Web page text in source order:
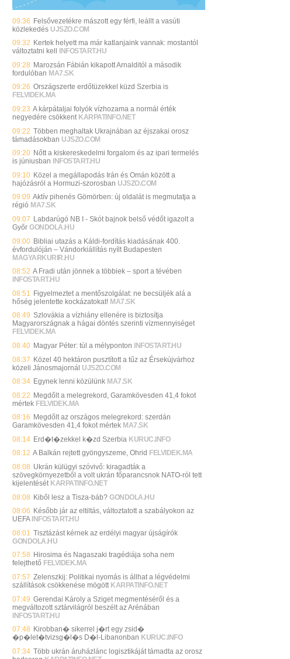
09:36 Felsővezetékre mászott egy férfi, leállt a vasúti
közlekedés UJSZO.COM
09:32 Kertek helyett ma már katlanjaink vannak: mostantól
változtatni kell
INFOSTART.HU
09:28 Marozsán Fábián kikapott Arnalditól a második
fordulóban MA7.SK
09:26 Országszerte erdőtüzekkel küzd Szerbia is
FELVIDEK.MA
09:23 A kárpátaljai folyók vízhozama a normál érték
negyedére csökkent KARPATINFO.NET
09:22 Többen meghaltak Ukrajnában az éjszakai orosz
támadásokban UJSZO.COM
09:20 Nőtt a kiskereskedelmi forgalom és az ipari termelés
is júniusban
INFOSTART.HU
09:10 Közel a megállapodás Irán és Omán között a
hajózásról a Hormuzi-szorosban UJSZO.COM
09:09 Aktív pihenés Gömörben: új oldalát is megmutatja a
régió MA7.SK
09:07 Labdarúgó NB I - Skót bajnok belső védőt igazolt a
Győr GONDOLA.HU
09:00 Bibliai utazás a Káldi-fordítás kiadásának 400.
évfordulóján – Vándorkiállítás nyílt Budapesten
MAGYARKURIR.HU
08:52 A Fradi után jönnek a többiek – sport a tévében
INFOSTART.HU
08:51
Figyelmeztet a mentőszolgálat: ne becsüljék alá a
hőség jelentette kockázatokat! MA7.SK
08:49 Szlovákia a vízhiány ellenére is biztosítja
Magyarországnak a hágai döntés szerinti vízmennyiséget
FELVIDEK.MA
08:40 Magyar Péter: túl a mélyponton
INFOSTART.HU
08:37 Közel 40 hektáron pusztított a tűz az Érsekújvárhoz
közeli Jánosmajornál UJSZO.COM
08:34 Egynek lenni közülünk MA7.SK
08:22 Megdőlt a melegrekord, Garamkövesden 41,4 fokot
mértek FELVIDEK.MA
08:16 Megdőlt az országos melegrekord: szerdán
Garamkövesden 41,4 fokot mértek MA7.SK
08:14 Erd�t�zekkel k�zd Szerbia KURUC.INFO
08:12 A Balkán rejtett gyöngyszeme, Ohrid FELVIDEK.MA
08:08 Ukrán külügyi szóvivő: kiragadták a
szövegkörnyezetből a volt ukrán főparancsnok NATO-ról tett
kijelentését KARPATINFO.NET
08:08 Kiből lesz a Tisza-báb? GONDOLA.HU
08:06 Később jár az eltiltás, változtatott a szabályokon az
UEFA INFOSTART.HU
08:01 Tisztázást kérnek az erdélyi magyar újságírók
GONDOLA.HU
07:58 Hirosima és Nagaszaki tragédiája soha nem
felejthető FELVIDEK.MA
07:57 Zelenszkij: Politikai nyomás is állhat a légvédelmi
szállítások csökkenése mögött KARPATINFO.NET
07:49 Gerendai Károly a Sziget megmentéséről és a
megváltozott sztárvilágról beszélt az Arénában
INFOSTART.HU
07:48 Kirobban� sikerrel j�rt egy zsid�
�p�let�tvizsg�l�s D�l-Libanonban KURUC.INFO
07:34 Több ukrán áruházlánc logisztikáját támadta az orosz